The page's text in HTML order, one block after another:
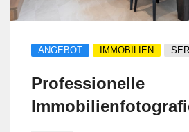
ANGEBOT IMMOBILIEN
Professionelle